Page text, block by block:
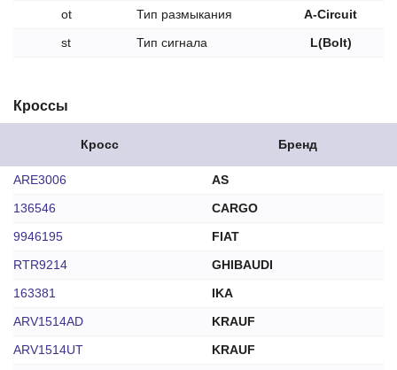
ot Тип размыкания
A-Circuit
st
Тип сигнала L(Bolt)
Кроссы
Кросс Бренд
ARE3006
AS
136546
CARGO
9946195
FIAT
RTR9214
GHIBAUDI
163381
IKA
ARV1514AD
KRAUF
ARV1514UT
KRAUF